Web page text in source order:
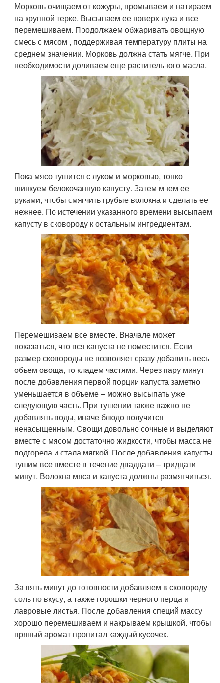
Морковь очищаем от кожуры, промываем и натираем
на крупной терке. Высыпаем ее поверх лука и все
перемешиваем. Продолжаем обжаривать овощную
смесь с мясом , поддерживая температуру плиты на
среднем значении. Морковь должна стать мягче. При
необходимости доливаем еще растительного масла.
Пока мясо тушится с луком и морковью, тонко
шинкуем белокочанную капусту. Затем мнем ее
руками, чтобы смягчить грубые волокна и сделать ее
нежнее. По истечении указанного времени высыпаем
капусту в сковороду к остальным ингредиентам.
Перемешиваем все вместе. Вначале может
показаться, что вся капуста не поместится. Если
размер сковороды не позволяет сразу добавить весь
объем овоща, то кладем частями. Через пару минут
после добавления первой порции капуста заметно
уменьшается в объеме – можно высыпать уже
следующую часть. При тушении также важно не
добавлять воды, иначе блюдо получится
ненасыщенным. Овощи довольно сочные и выделяют
вместе с мясом достаточно жидкости, чтобы масса не
подгорела и стала мягкой. После добавления капусты
тушим все вместе в течение двадцати – тридцати
минут. Волокна мяса и капуста должны размягчиться.
За пять минут до готовности добавляем в сковороду
соль по вкусу, а также горошки черного перца и
лавровые листья. После добавления специй массу
хорошо перемешиваем и накрываем крышкой, чтобы
пряный аромат пропитал каждый кусочек.